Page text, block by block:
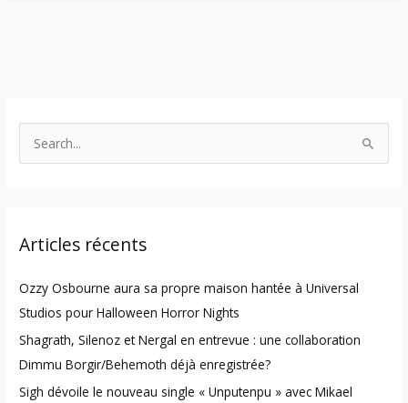
c
f
o
r
:
Articles récents
Ozzy Osbourne aura sa propre maison hantée à Universal
Studios pour Halloween Horror Nights
Shagrath, Silenoz et Nergal en entrevue : une collaboration
Dimmu Borgir/Behemoth déjà enregistrée?
Sigh dévoile le nouveau single « Unputenpu » avec Mikael